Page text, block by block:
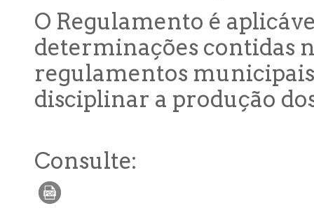
O Regulamento é
determinações contidas
regulamentos
disciplinar a produção
Consulte: